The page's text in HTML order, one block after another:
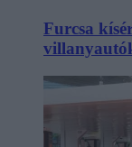
Furcsa